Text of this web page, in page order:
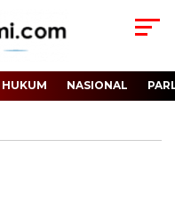
HUKUM NASIONAL